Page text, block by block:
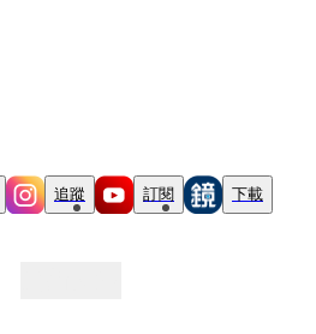
追蹤 訂閱 下載